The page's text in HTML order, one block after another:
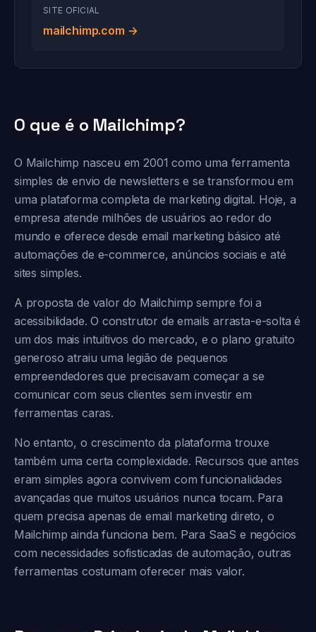
SITE OFICIAL
mailchimp.com →
O que é o Mailchimp?
O Mailchimp nasceu em 2001 como uma ferramenta
simples de envio de newsletters e se transformou em
uma plataforma completa de marketing digital. Hoje, a
empresa atende milhões de usuários ao redor do
mundo e oferece desde email marketing básico até
automações de e-commerce, anúncios sociais e até
sites simples.
A proposta de valor do Mailchimp sempre foi a
acessibilidade. O construtor de emails arrasta-e-solta é
um dos mais intuitivos do mercado, e o plano gratuito
generoso atraiu uma legião de pequenos
empreendedores que precisavam começar a se
comunicar com seus clientes sem investir em
ferramentas caras.
No entanto, o crescimento da plataforma trouxe
também uma certa complexidade. Recursos que antes
eram simples agora convivem com funcionalidades
avançadas que muitos usuários nunca tocam. Para
quem precisa apenas de email marketing direto, o
Mailchimp ainda funciona bem. Para SaaS e negócios
com necessidades sofisticadas de automação, outras
ferramentas costumam oferecer mais valor.